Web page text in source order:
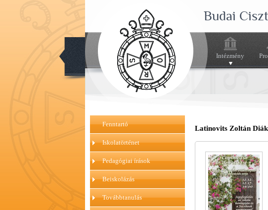
Budai
Intézmény
Fenntartó
Iskolatörténet
Pedagógiai írások
Beiskolázás
Továbbtanulás
Latinovits Zoltán